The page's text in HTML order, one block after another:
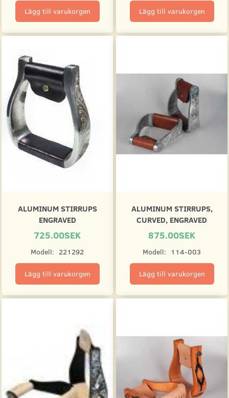
Lägg till varukorgen Lägg till varukorgen
ALUMINUM STIRRUPS
ENGRAVED
725.00SEK
Modell: 221292
Lägg till varukorgen
ALUMINUM STIRRUPS,
CURVED, ENGRAVED
875.00SEK
Modell: 114-003
Lägg till varukorgen